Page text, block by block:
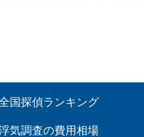
国探偵ランキング
気調査の費用相場